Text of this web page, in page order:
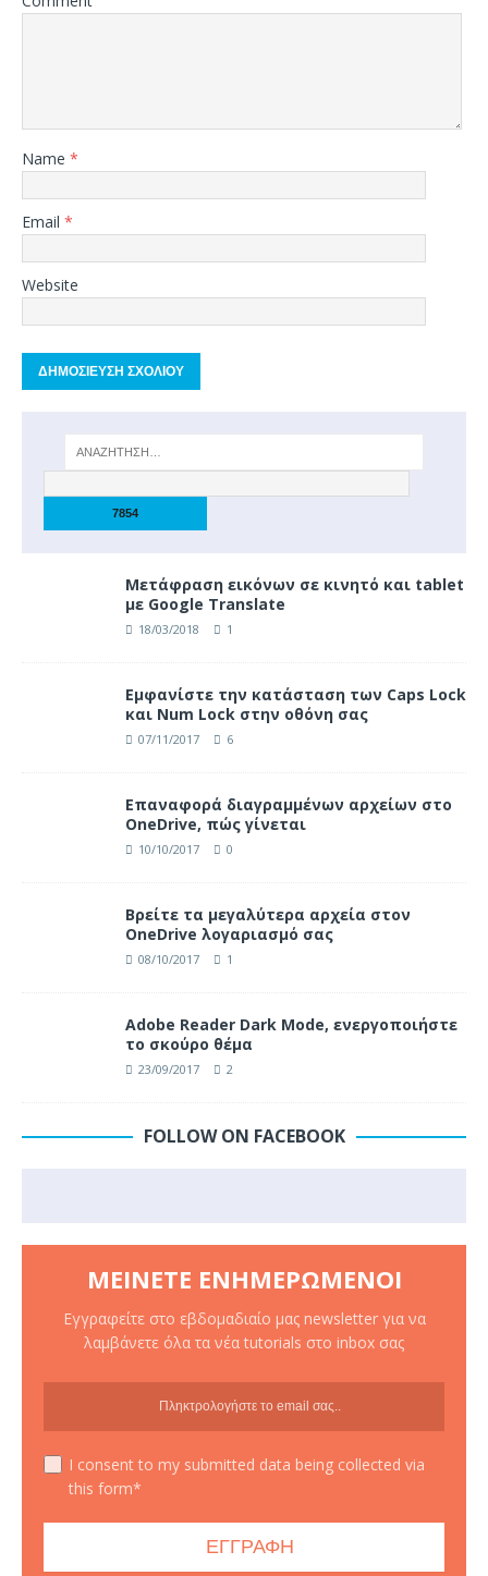
Name *
Email *
Website
Μετάφραση εικόνων σε κινητό και tablet
με Google Translate
18/03/2018 1
Eμφανίστε την κατάσταση των Caps Lock
και Num Lock στην οθόνη σας
07/11/2017 6
Επαναφορά διαγραμμένων αρχείων στο
OneDrive, πώς γίνεται
10/10/2017 0
Βρείτε τα μεγαλύτερα αρχεία στον
OneDrive λογαριασμό σας
08/10/2017 1
Adobe Reader Dark Mode, ενεργοποιήστε
το σκούρο θέμα
23/09/2017 2
FOLLOW ON FACEBOOK
ΜΕΊΝΕΤΕ ΕΝΗΜΕΡΩΜΈΝΟΙ
Εγγραφείτε στο εβδομαδιαίο μας newsletter για να
λαμβάνετε όλα τα νέα tutorials στο inbox σας
I consent to my submitted data being collected via
this form*